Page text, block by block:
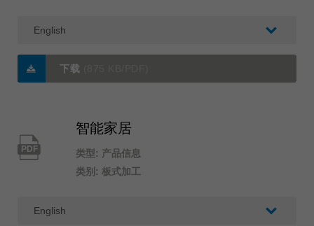
下载
PDF
智能家居
类型: 产品信息
类别: 板式加工